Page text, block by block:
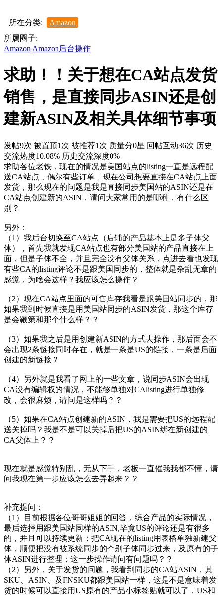
所在分类:
Amazon
所属圈子:
Amazon Amazon后台操作
求助！！关于想在CA站点发货
销售，是直接同步ASIN还是创
建新ASIN及相关具体细节事项
发帖9次 被置顶1次 被推荐1次 质量分0星 回帖互动36次 历史
交流热度10.08% 历史交流深度0%
求助各位老铁，现在的情况是美国站点的listing一直是远程配
送CA站点，偶尔有些订单，现在公司想要直接在CA站点上面
发货，那么现在的问题是我是直接同步美国站的ASIN还是在
CA站点创建新的ASIN，请问大家常用的是哪种，有什么区
别？
另外：
（1）我后台切换至CA站点（店铺的产品基本上是多子体父
体），首先我就发现CA站点也有部分美国站的产品直接在上
面，但是子体不全，并且完全没有父体关系，点进去看也发现
有些CA的listing评论不是跟美国同步的，整体就是杂乱无章的
感觉，为啥会这样？我应该怎么操作？
（2）现在CA站点里面的可售库存我看是跟美国站同步的，那
如果我到时候直接是用美国站同步的ASIN发货，那这个库存
是会鞭策和那个什么样？？
（3）如果我之后是用创建新ASIN的方式去操作，那后面会不
会出现2条链接同时存在，就是一条是US的链接，一条是后面
创建的新链接？
（4）另外就是我看了网上的一些文章，说同步ASIN会出现
CA没有编辑权的情况，不能够单独对CAlisting进行单独修
改，会很麻烦，请问是这样吗？？
（5）如果在CA站点创建新的ASIN，我是需要把US的远程配
送关掉吗？我是不是可以关掉后把US的ASIN绑在新创建的
CA父体上？？
现在就是感觉特别乱，无从下手，老板一直催我我都不懂，请
问我现在第一步应该怎么去弄起来？？
补充提问：
（1）目前根据各位哥哥姐姐的回答，综合产品的实际情况，
最后选择用跟美国站同样的ASIN,毕竟US的评论还是有很多
的，并且可以持续更新；把CA现在的listing用表格单独新建父
体，顺便把没有被系统同步的个别子体同步过来，及原有的子
体ASIN进行整理；这一步操作请问有问题吗？？
（2）另外，关于发货的问题，我看到同步的CA站ASIN，其
SKU、ASIN、及FNSKU都跟美国站一样，这是不是意味着发
货的时候可以直接用US原有的产品小标签贴就可以了，US和